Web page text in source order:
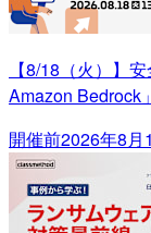
【8/18（火）】
Amazon Bedrock
開催前2026年8月